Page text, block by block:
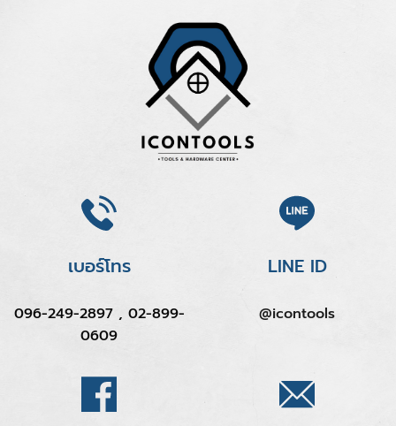
เบอร์โทร
096-249-2897 , 02-899-
0609
LINE ID
@icontools